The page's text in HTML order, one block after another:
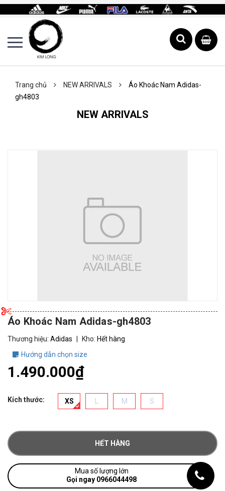
Trang chủ NEW ARRIVALS
Áo Khoác Nam Adidas-
gh4803
NEW ARRIVALS
Áo Khoác Nam Adidas-gh4803
Thương hiệu: Adidas Kho: Hết hàng
Hướng dẫn chọn size
1.490.000₫
Kích thước: XS M S
HẾT HÀNG
Mua số lượng lớn
Gọi ngay 0966044498